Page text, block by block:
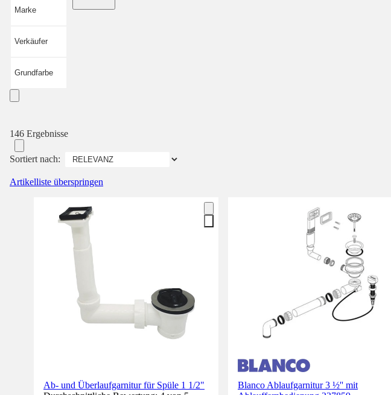
Marke
Verkäufer
Grundfarbe
146 Ergebnisse
Sortiert nach:
Artikelliste überspringen
Ab- und Überlaufgarnitur für Spüle 1 1/2"
Blanco Ablaufgarnitur 3 ½'' mit